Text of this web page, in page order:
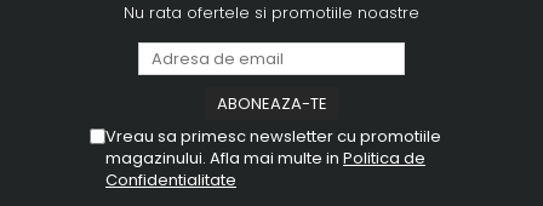
Nu rata ofertele si promotiile noastre
Vreau sa primesc newsletter cu promotiile
magazinului. Afla mai multe in Politica de
Confidentialitate